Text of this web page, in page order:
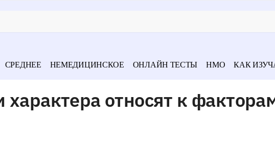
СРЕДНЕЕ НЕМЕДИЦИНСКОЕ ОНЛАЙН ТЕСТЫ НМО КАК
характера относят к